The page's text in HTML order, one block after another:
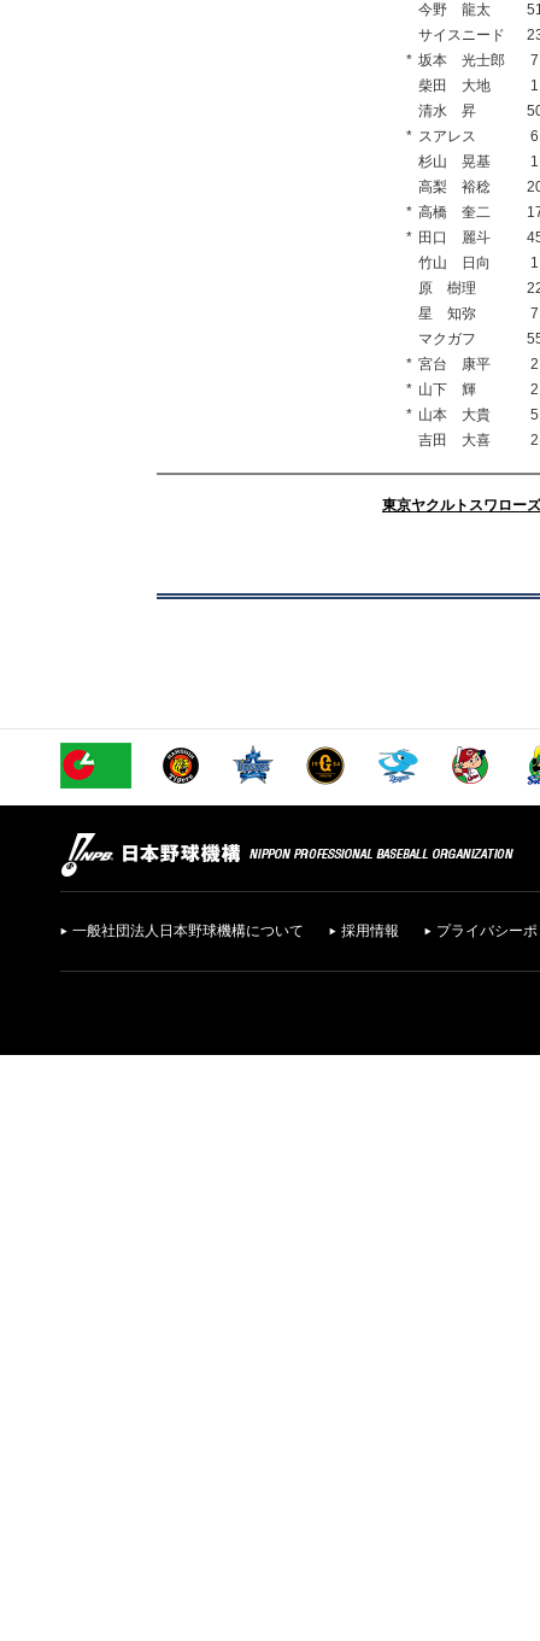
今野 龍太
サイスニード
* 坂本 光士郎
7
柴田 大地
1
清水 昇
* スアレス
6
杉山 晃基
1
高梨 裕稔
* 高橋 奎二
* 田口 麗斗
竹山 日向
1
原 樹理
星 知弥
7
マクガフ
* 宮台 康平
2
* 山下 輝
2
* 山本 大貴
5
吉田 大喜
2
東京ヤクルトスワローズ
一般社団法人日本野球機構について 採用情報 プライバシー